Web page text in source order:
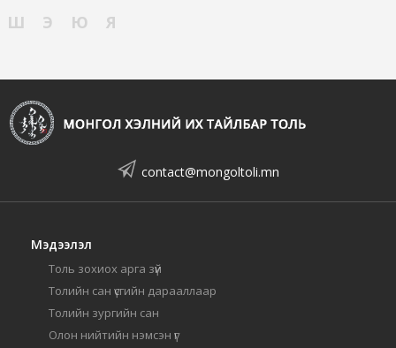
Ш
Э Ю Я
contact@mongoltoli.mn
Мэдээлэл
Толь зохиох арга зүй
Толийн сан үсгийн дарааллаар
Толийн зургийн сан
Олон нийтийн нэмсэн үг